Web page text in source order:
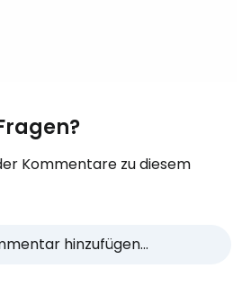
Kommentare zu diesem
hinzufügen...